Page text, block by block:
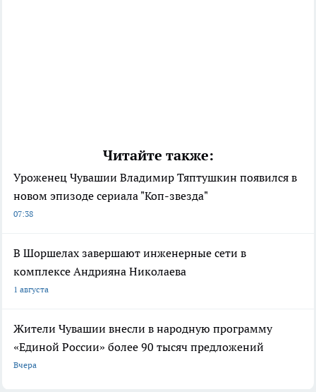
Читайте также:
Уроженец Чувашии Владимир Тяптушкин появился в
новом эпизоде сериала "Коп-звезда"
07:38
В Шоршелах завершают инженерные сети в
комплексе Андрияна Николаева
1 августа
Жители Чувашии внесли в народную программу
«Единой России» более 90 тысяч предложений
Вчера